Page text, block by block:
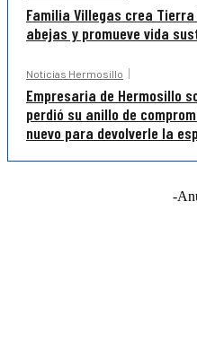
Familia Villegas crea
abejas y promueve vida
Noticias Hermosillo
Empresaria de Hermosillo
perdió su anillo de
nuevo para devolverle la
-